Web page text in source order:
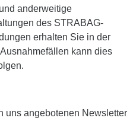
anderweitige
des STRABAG-
erhalten Sie in der
kann dies
uns angebotenen Newsletter